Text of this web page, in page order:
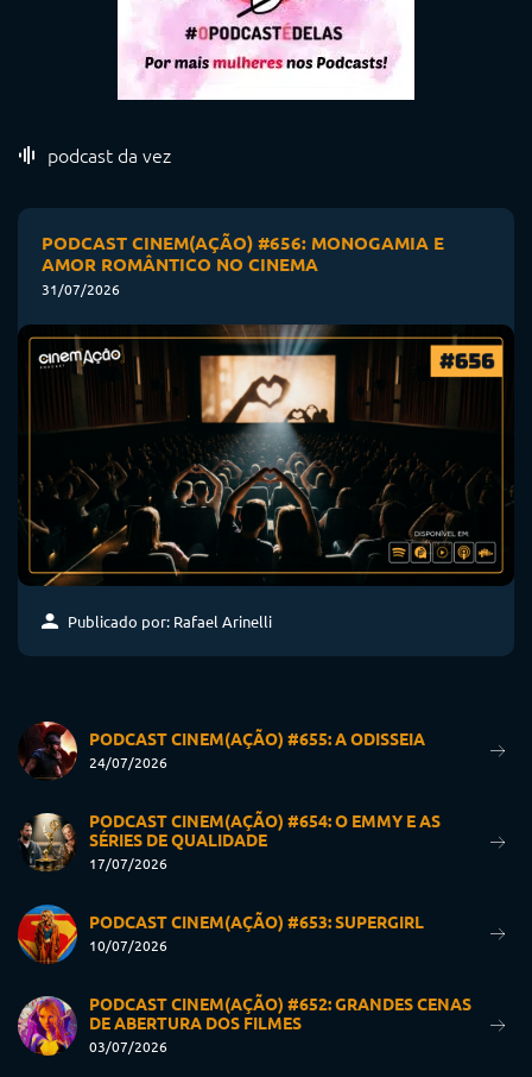
podcast da vez
PODCAST CINEM(AÇÃO) #656: MONOGAMIA E
AMOR ROMÂNTICO NO CINEMA
31/07/2026
Publicado por: Rafael Arinelli
PODCAST CINEM(AÇÃO) #655: A ODISSEIA
24/07/2026
PODCAST CINEM(AÇÃO) #654: O EMMY E AS
SÉRIES DE QUALIDADE
17/07/2026
PODCAST CINEM(AÇÃO) #653: SUPERGIRL
10/07/2026
PODCAST CINEM(AÇÃO) #652: GRANDES CENAS
DE ABERTURA DOS FILMES
03/07/2026